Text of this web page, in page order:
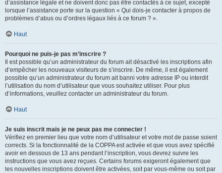
d’assistance légale et ne doivent donc pas être contactés à ce sujet, excepté
lorsque l’assistance porte sur la question « Qui dois-je contacter à propos de
problèmes d’abus ou d’ordres légaux liés à ce forum ? ».
Haut
Pourquoi ne puis-je pas m’inscrire ?
Il est possible qu’un administrateur du forum ait désactivé les inscriptions afin
d’empêcher les nouveaux visiteurs de s’inscrire. De même, il est également
possible qu’un administrateur du forum ait banni votre adresse IP ou interdit
l’utilisation du nom d’utilisateur que vous souhaitez utiliser. Pour plus
d’informations, veuillez contacter un administrateur du forum.
Haut
Je suis inscrit mais je ne peux pas me connecter !
Vérifiez en premier lieu que votre nom d’utilisateur et votre mot de passe soient
corrects. Si la fonctionnalité de la COPPA est activée et que vous avez spécifié
avoir en dessous de 13 ans pendant l’inscription, vous devrez suivre les
instructions que vous avez reçues. Certains forums exigeront également que
les nouvelles inscriptions doivent être activées, soit par vous-même ou soit par